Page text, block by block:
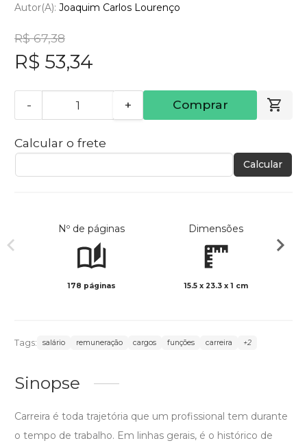
Autor(a): Joaquim Carlos Lourenço
R$ 67,38
R$ 53,34
- + Comprar
Calcular o frete
Calcular
Nº de páginas
178 páginas
Dimensões
15.5 x 23.3 x 1 cm
Tags: salário remuneração cargos funções carreira +2
Sinopse
Carreira é toda trajetória que um profissional tem durante
o tempo de trabalho. Em linhas gerais, é o histórico de